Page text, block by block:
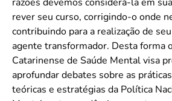
rever seu curso, corrigindo-o onde
contribuindo para a realização de
agente transformador. Desta forma
Catarinense de Saúde Mental visa
aprofundar debates sobre as
teóricas e estratégias da Política